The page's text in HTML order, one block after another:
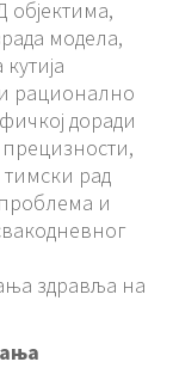
модела,
рационално
доради
рад
и
здравља на